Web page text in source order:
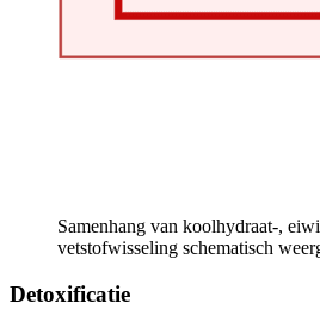
Samenhang van koolhydraat-,
vetstofwisseling schematisch
Detoxificatie